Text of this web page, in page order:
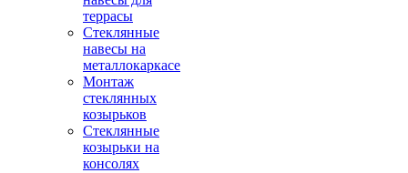
террасы
Стеклянные
навесы на
металлокаркасе
Монтаж
стеклянных
козырьков
Стеклянные
козырьки на
консолях